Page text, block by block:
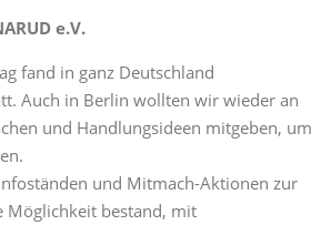
e.V.
fand in ganz Deutschland
Auch in Berlin wollten wir wieder an
und Handlungsideen mitgeben, um
und Mitmach-Aktionen zur
Möglichkeit bestand, mit